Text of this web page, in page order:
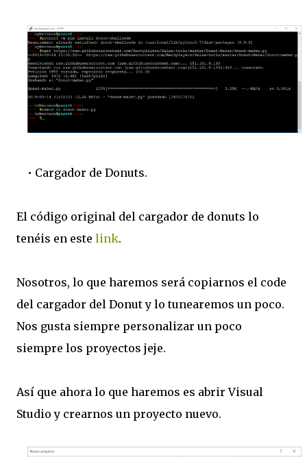
• Cargador de Donuts.
El código original del cargador de donuts lo
tenéis en este link.
Nosotros, lo que haremos será copiarnos el code
del cargador del Donut y lo tunearemos un poco.
Nos gusta siempre personalizar un poco
siempre los proyectos jeje.
Así que ahora lo que haremos es abrir Visual
Studio y crearnos un proyecto nuevo.